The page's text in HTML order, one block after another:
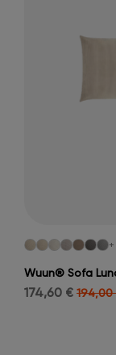
Wuun® Sofa
174,60 € 194,00